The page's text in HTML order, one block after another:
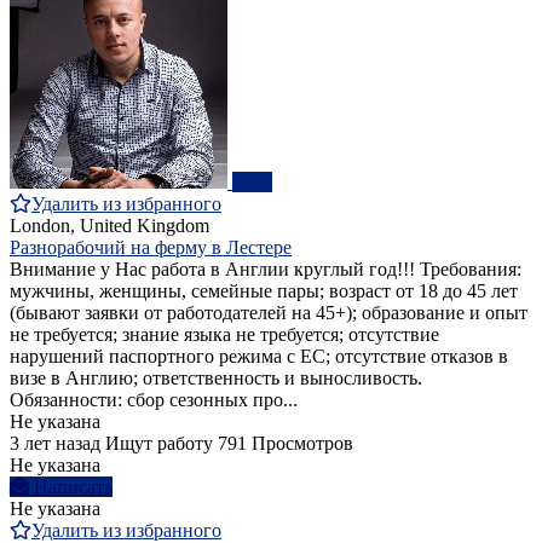
Удалить из избранного
London, United Kingdom
Разнорабочий на ферму в Лестере
Внимание у Нас работа в Англии круглый год!!! Требования:
мужчины, женщины, семейные пары; возраст от 18 до 45 лет
(бывают заявки от работодателей на 45+); образование и опыт
не требуется; знание языка не требуется; отсутствие
нарушений паспортного режима с ЕС; отсутствие отказов в
визе в Англию; ответственность и выносливость.
Обязанности: сбор сезонных про...
Не указана
3 лет назад Ищут работу 791 Просмотров
Не указана
Написать
Не указана
Удалить из избранного